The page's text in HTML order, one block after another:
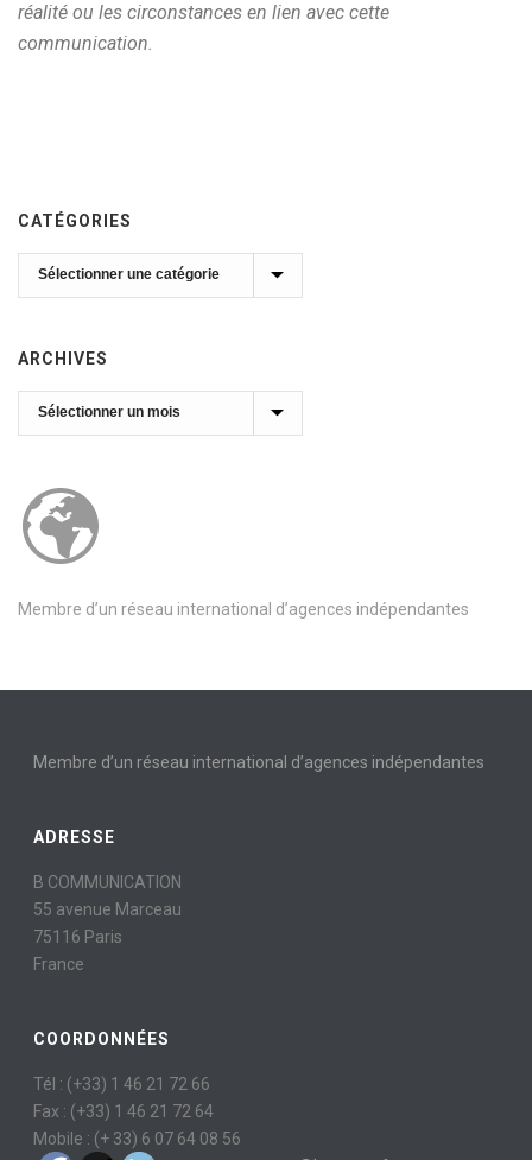
réalité ou les circonstances en lien avec cette
communication.
CATÉGORIES
Catégories
ARCHIVES
Archives
Membre d’un réseau international d’agences indépendantes
Membre d’un réseau international d’agences indépendantes
ADRESSE
B COMMUNICATION
55 avenue Marceau
75116 Paris
France
COORDONNÉES
Tél : (+33) 1 46 21 72 66
Fax : (+33) 1 46 21 72 64
Mobile : (+ 33) 6 07 64 08 56